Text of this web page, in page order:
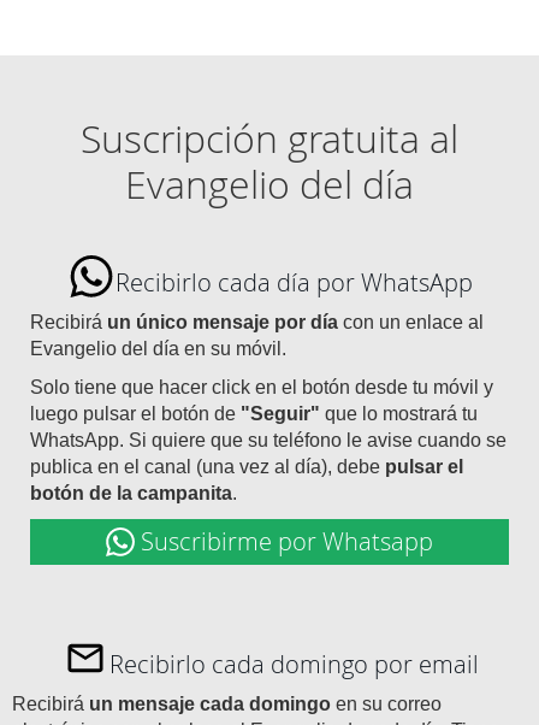
Suscripción gratuita al
Evangelio del día
Recibirlo cada día por WhatsApp
Recibirá un único mensaje por día con un enlace al
Evangelio del día en su móvil.
Solo tiene que hacer click en el botón desde tu móvil y
luego pulsar el botón de "Seguir" que lo mostrará tu
WhatsApp. Si quiere que su teléfono le avise cuando se
publica en el canal (una vez al día), debe pulsar el
botón de la campanita.
Suscribirme por Whatsapp
Recibirlo cada domingo por email
Recibirá un mensaje cada domingo en su correo